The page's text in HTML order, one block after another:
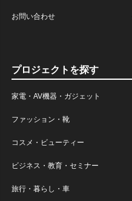
お問い合わせ
プロジェクトを探す
家電・AV機器・ガジェット
ファッション・靴
コスメ・ビューティー
ビジネス・教育・セミナー
旅行・暮らし・車